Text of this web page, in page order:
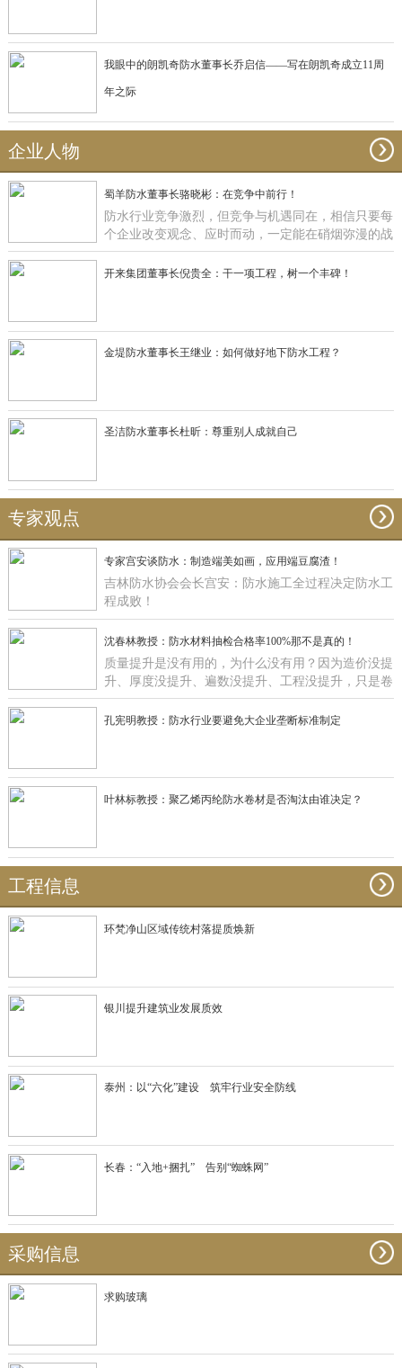
我眼中的朗凯奇防水董事长乔启信——写在朗凯奇成立11周
年之际
企业人物
蜀羊防水董事长骆晓彬：在竞争中前行！
防水行业竞争激烈，但竞争与机遇同在，相信只要每
个企业改变观念、应时而动，一定能在硝烟弥漫的战
场获得一席之地，正如蜀羊防水：一直在竞争中前
行！
开来集团董事长倪贵全：干一项工程，树一个丰碑！
金堤防水董事长王继业：如何做好地下防水工程？
圣洁防水董事长杜昕：尊重别人成就自己
专家观点
专家宫安谈防水：制造端美如画，应用端豆腐渣！
吉林防水协会会长宫安：防水施工全过程决定防水工
程成败！
沈春林教授：防水材料抽检合格率100%那不是真的！
质量提升是没有用的，为什么没有用？因为造价没提
升、厚度没提升、遍数没提升、工程没提升，只是卷
材在那里提升有什么用啊？
孔宪明教授：防水行业要避免大企业垄断标准制定
叶林标教授：聚乙烯丙纶防水卷材是否淘汰由谁决定？
工程信息
环梵净山区域传统村落提质焕新
银川提升建筑业发展质效
泰州：以“六化”建设 筑牢行业安全防线
长春：“入地+捆扎” 告别“蜘蛛网”
采购信息
求购玻璃